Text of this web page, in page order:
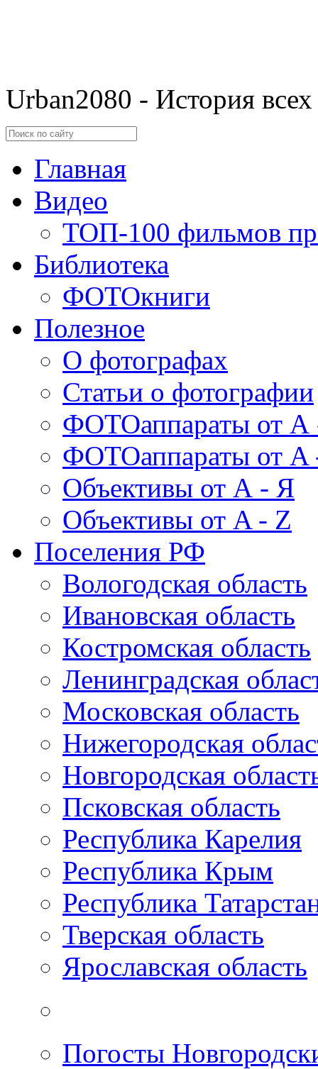
Urban2080 - История
Главная
Видео
ТОП-100 фильмов
Библиотека
ФОТОкниги
Полезное
О фотографах
Статьи о фотографии
ФОТОаппараты от А
ФОТОаппараты от A
Объективы от А - Я
Объективы от A - Z
Поселения РФ
Вологодская область
Ивановская область
Костромская область
Ленинградская
Московская область
Нижегородская
Новгородская
Псковская область
Республика Карелия
Республика Крым
Республика
Тверская область
Ярославская область
Погосты